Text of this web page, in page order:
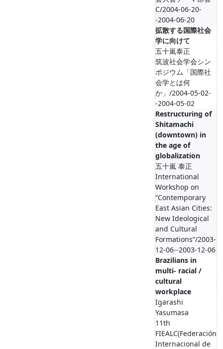
C/2004-06-20-
-2004-06-20
拡散する国際社会
学に向けて
五十嵐泰正
筑波社会学会シン
ポジウム「国際社
会学とは何
か」/2004-05-02-
-2004-05-02
Restructuring of
Shitamachi
(downtown) in
the age of
globalization
五十嵐 泰正
International
Workshop on
“Contemporary
East Asian Cities:
New Ideological
and Cultural
Formations”/2003-
12-06--2003-12-06
Brazilians in
multi- racial /
cultural
workplace
Igarashi
Yasumasa
11th
FIEALC(Federación
Internacional de